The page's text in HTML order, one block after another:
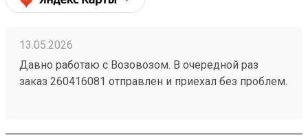
13.05.2026
Давно работаю с Возовозом. В очередной раз
заказ 260416081 отправлен и приехал без проблем.